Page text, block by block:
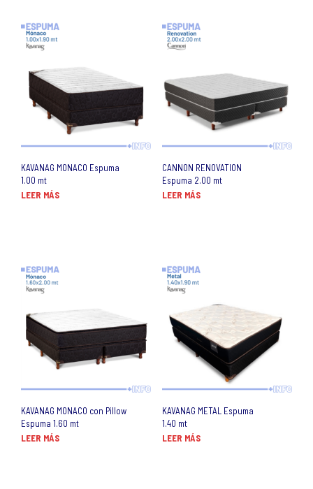
KAVANAG MONACO Espuma
1.00 mt
LEER MÁS
CANNON RENOVATION
Espuma 2.00 mt
LEER MÁS
KAVANAG MONACO con Pillow
Espuma 1.60 mt
LEER MÁS
KAVANAG METAL Espuma
1.40 mt
LEER MÁS